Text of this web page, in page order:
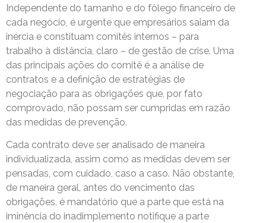
Independente do tamanho e do fôlego financeiro de
cada negócio, é urgente que empresários saiam da
inércia e constituam comitês internos – para
trabalho à distância, claro – de gestão de crise. Uma
das principais ações do comitê é a análise de
contratos e a definição de estratégias de
negociação para as obrigações que, por fato
comprovado, não possam ser cumpridas em razão
das medidas de prevenção.
Cada contrato deve ser analisado de maneira
individualizada, assim como as medidas devem ser
pensadas, com cuidado, caso a caso. Não obstante,
de maneira geral, antes do vencimento das
obrigações, é mandatório que a parte que está na
iminência do inadimplemento notifique a parte